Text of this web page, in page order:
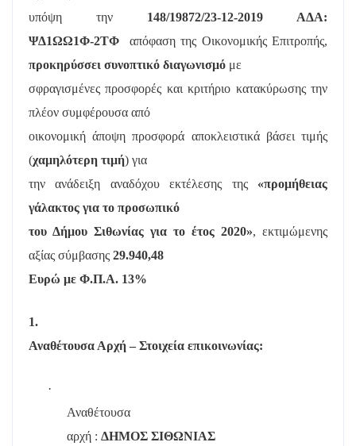
υπόψη την 148/19872/23-12-2019 ΑΔΑ:
ΨΔ1ΩΩ1Φ-2ΤΦ
απόφαση της Οικονομικής Επιτροπής,
προκηρύσσει συνοπτικό διαγωνισμό με
σφραγισμένες προσφορές και κριτήριο κατακύρωσης την
πλέον συμφέρουσα από
οικονομική άποψη προσφορά αποκλειστικά βάσει τιμής
(χαμηλότερη τιμή) για
την ανάδειξη αναδόχου εκτέλεσης της «προμήθειας
γάλακτος για το προσωπικό
του Δήμου Σιθωνίας για το έτος 2020», εκτιμώμενης
αξίας σύμβασης 29.940,48
Ευρώ με Φ.Π.Α. 13%
1.
Αναθέτουσα Αρχή – Στοιχεία επικοινωνίας:
·
Αναθέτουσα
αρχή : ΔΗΜΟΣ ΣΙΘΩΝΙΑΣ